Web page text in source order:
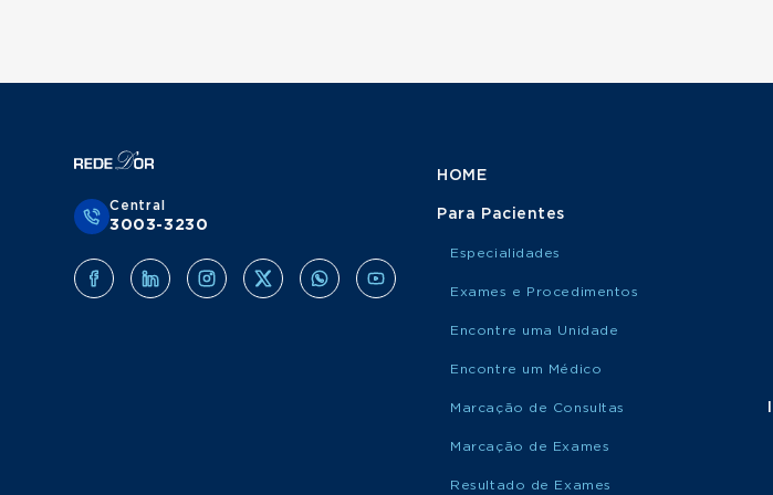
Central
3003-3230
HOME
Para Pacientes
Especialidades
Exames e Procedimentos
Encontre uma Unidade
Encontre um Médico
Marcação de Consultas
Marcação de Exames
Resultado de Exames